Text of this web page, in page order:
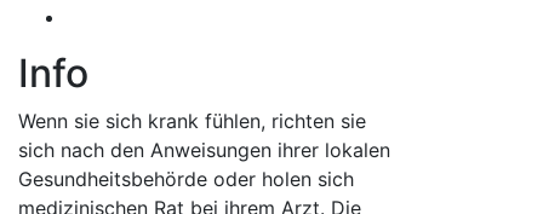
Info
Wenn sie sich krank fühlen, richten sie
sich nach den Anweisungen ihrer lokalen
Gesundheitsbehörde oder holen sich
medizinischen Rat bei ihrem Arzt. Die